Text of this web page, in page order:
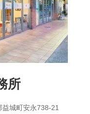
所
城町安永738-21